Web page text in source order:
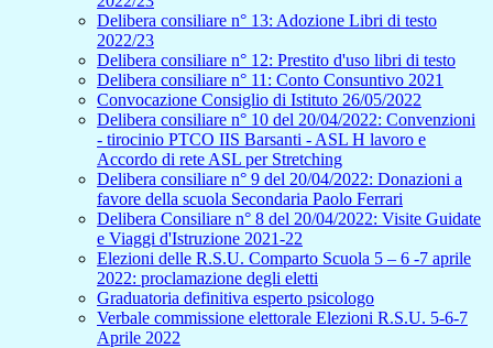
Delibera consiliare n° 13: Adozione Libri di testo
2022/23
Delibera consiliare n° 12: Prestito d'uso libri di testo
Delibera consiliare n° 11: Conto Consuntivo 2021
Convocazione Consiglio di Istituto 26/05/2022
Delibera consiliare n° 10 del 20/04/2022: Convenzioni
- tirocinio PTCO IIS Barsanti - ASL H lavoro e
Accordo di rete ASL per Stretching
Delibera consiliare n° 9 del 20/04/2022: Donazioni a
favore della scuola Secondaria Paolo Ferrari
Delibera Consiliare n° 8 del 20/04/2022: Visite Guidate
e Viaggi d'Istruzione 2021-22
Elezioni delle R.S.U. Comparto Scuola 5 – 6 -7 aprile
2022: proclamazione degli eletti
Graduatoria definitiva esperto psicologo
Verbale commissione elettorale Elezioni R.S.U. 5-6-7
Aprile 2022